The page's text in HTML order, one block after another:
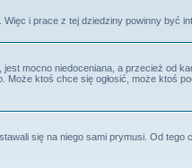
i prace z tej dziedziny powinny być
jest mocno niedoceniana, a przecież od
Może ktoś chce się ogłosić, może ktoś
się na niego sami prymusi. Od tego